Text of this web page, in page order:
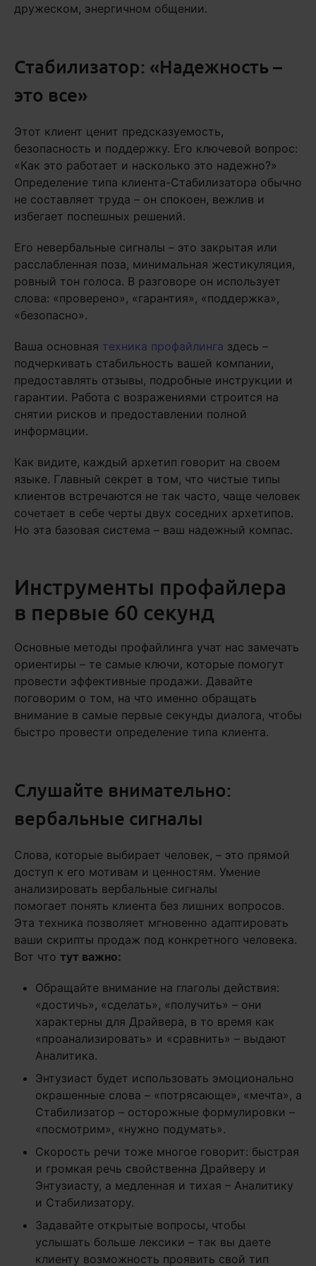
дружеском, энергичном общении.
Стабилизатор: «Надежность –
это все»
Этот клиент ценит предсказуемость,
безопасность и поддержку. Его ключевой вопрос:
«Как это работает и насколько это надежно?»
Определение типа клиента-Стабилизатора обычно
не составляет труда – он спокоен, вежлив и
избегает поспешных решений.
Его невербальные сигналы – это закрытая или
расслабленная поза, минимальная жестикуляция,
ровный тон голоса. В разговоре он использует
слова: «проверено», «гарантия», «поддержка»,
«безопасно».
Ваша основная техника профайлинга здесь –
подчеркивать стабильность вашей компании,
предоставлять отзывы, подробные инструкции и
гарантии. Работа с возражениями строится на
снятии рисков и предоставлении полной
информации.
Как видите, каждый архетип говорит на своем
языке. Главный секрет в том, что чистые типы
клиентов встречаются не так часто, чаще человек
сочетает в себе черты двух соседних архетипов.
Но эта базовая система – ваш надежный компас.
Инструменты профайлера
в первые 60 секунд
Основные методы профайлинга учат нас замечать
ориентиры – те самые ключи, которые помогут
провести эффективные продажи. Давайте
поговорим о том, на что именно обращать
внимание в самые первые секунды диалога, чтобы
быстро провести определение типа клиента.
Слушайте внимательно:
вербальные сигналы
Слова, которые выбирает человек, – это прямой
доступ к его мотивам и ценностям. Умение
анализировать вербальные сигналы
помогает понять клиента без лишних вопросов.
Эта техника позволяет мгновенно адаптировать
ваши скрипты продаж под конкретного человека.
Вот что тут важно:
Обращайте внимание на глаголы действия:
«достичь», «сделать», «получить» – они
характерны для Драйвера, в то время как
«проанализировать» и «сравнить» – выдают
Аналитика.
Энтузиаст будет использовать эмоционально
окрашенные слова – «потрясающе», «мечта», а
Стабилизатор – осторожные формулировки –
«посмотрим», «нужно подумать».
Скорость речи тоже многое говорит: быстрая
и громкая речь свойственна Драйверу и
Энтузиасту, а медленная и тихая – Аналитику
и Стабилизатору.
Задавайте открытые вопросы, чтобы
услышать больше лексики – так вы даете
клиенту возможность проявить свой тип